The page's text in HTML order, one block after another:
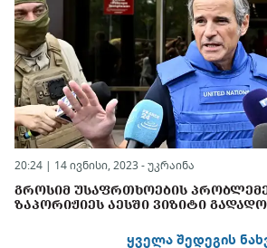
20:24 | 14 ივნისი, 2023 - უკრაინა
ᲒᲠᲝᲡᲘᲛ ᲣᲡᲐᲤᲠᲗᲮᲝᲔᲑᲘᲡ
ᲖᲐᲞᲝᲠᲘᲟᲘᲔᲡ ᲐᲔᲡᲨᲘ ᲕᲘᲖᲘᲢᲘ ᲒᲐᲓᲐᲓᲝ -
ყველა შედეგის